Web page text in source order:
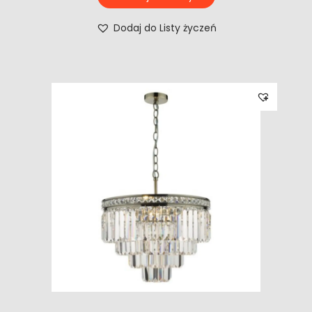
Dodaj do Listy życzeń